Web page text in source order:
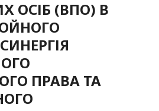
ОСІБ (ВПО) В
ПРАВА ТА